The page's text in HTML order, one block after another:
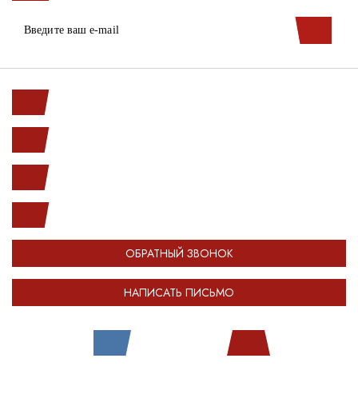
ОБРАТНЫЙ ЗВОНОК
НАПИСАТЬ ПИСЬМО